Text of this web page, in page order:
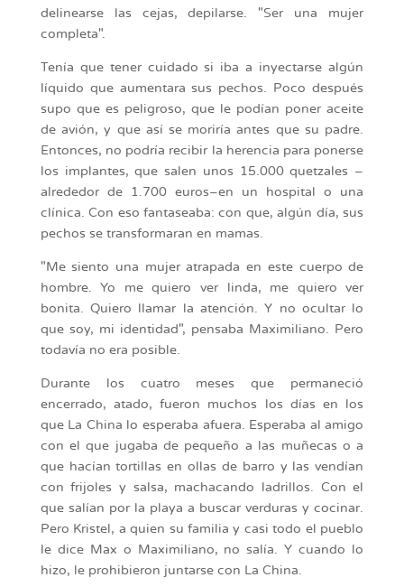
delinearse las cejas, depilarse. "Ser una mujer
completa".
Tenía que tener cuidado si iba a inyectarse algún
líquido que aumentara sus pechos. Poco después
supo que es peligroso, que le podían poner aceite
de avión, y que así se moriría antes que su padre.
Entonces, no podría recibir la herencia para ponerse
los implantes, que salen unos 15.000 quetzales –
alrededor de 1.700 euros–en un hospital o una
clínica. Con eso fantaseaba: con que, algún día, sus
pechos se transformaran en mamas.
"Me siento una mujer atrapada en este cuerpo de
hombre. Yo me quiero ver linda, me quiero ver
bonita. Quiero llamar la atención. Y no ocultar lo
que soy, mi identidad", pensaba Maximiliano. Pero
todavía no era posible.
Durante los cuatro meses que permaneció
encerrado, atado, fueron muchos los días en los
que La China lo esperaba afuera. Esperaba al amigo
con el que jugaba de pequeño a las muñecas o a
que hacían tortillas en ollas de barro y las vendían
con frijoles y salsa, machacando ladrillos. Con el
que salían por la playa a buscar verduras y cocinar.
Pero Kristel, a quien su familia y casi todo el pueblo
le dice Max o Maximiliano, no salía. Y cuando lo
hizo, le prohibieron juntarse con La China.